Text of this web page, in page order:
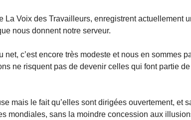
La Voix des Travailleurs, enregistrent actuellement
nous donnent notre serveur.
net, c’est encore très modeste et nous en sommes
ne risquent pas de devenir celles qui font partie
mais le fait qu’elles sont dirigées ouvertement, et
mondiales, sans la moindre concession aux